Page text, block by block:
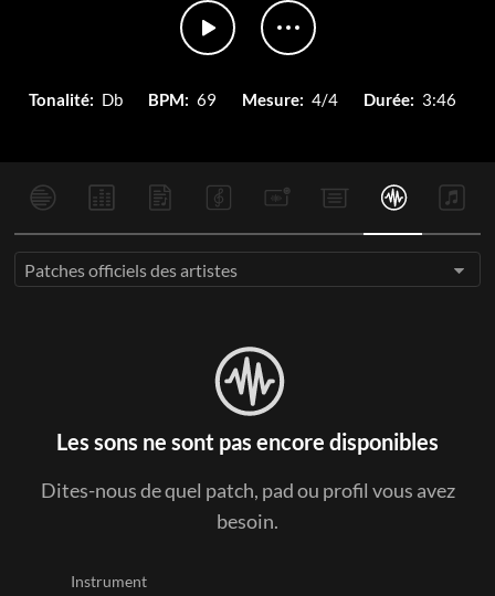
Tonalité: Db BPM: 69 Mesure: 4/4 Durée: 3:46
Patches officiels des artistes
Les sons ne sont pas encore disponibles
Dites-nous de quel patch, pad ou profil vous avez
besoin.
Instrument